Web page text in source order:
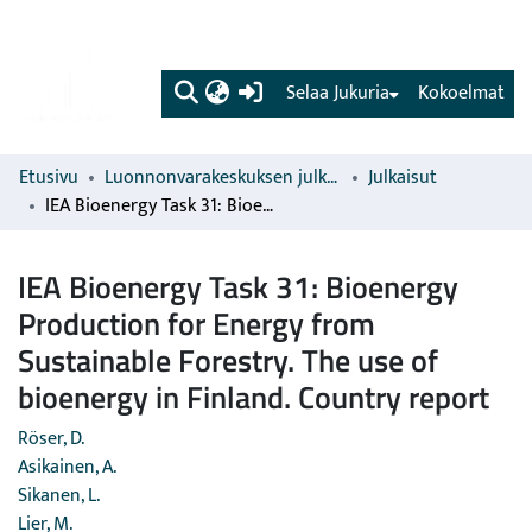
(current) Kokoelmat
Selaa Jukuria
Etusivu Luonnonvarakeskuksen julkaisut
Julkaisut
IEA Bioenergy Task 31: Bioenergy Production for Energy from Sustainable Forestry. The use of bioenergy in Finland. Country report
IEA Bioenergy Task 31: Bioenergy
Production for Energy from
Sustainable Forestry. The use of
bioenergy in Finland. Country report
Röser, D.
Asikainen, A.
Sikanen, L.
Lier, M.